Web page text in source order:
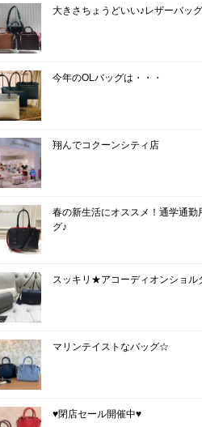
大きさちょうどいい♪レザーバッグ
今年のOLバッグは・・・
翔んでコクーンシティ店
春の新生活にオススメ！通学通勤
グ♪
スッキリ★アコーディオンショ
マリンテイストなバッグ☆
♥閉店セール開催中♥